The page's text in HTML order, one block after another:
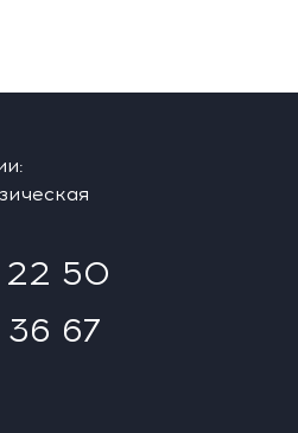
22 50
36 67